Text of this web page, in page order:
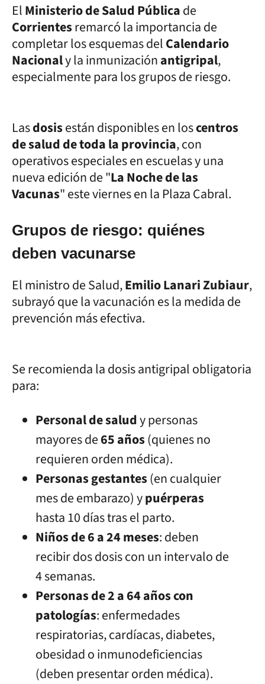
ElMinisterio de Salud Públicade
Corrientesremarcó la importancia de
completar los esquemas delCalendario
Nacionaly la inmunizaciónantigripal,
especialmente para los grupos de riesgo.
Lasdosisestán disponibles en loscentros
de salud de toda la provincia, con
operativos especiales en escuelas y una
nueva edición de "La Noche de las
Vacunas" este viernes en la Plaza Cabral.
Grupos de riesgo: quiénes
deben vacunarse
El ministro de Salud,Emilio Lanari Zubiaur,
subrayó que la vacunación es la medida de
prevención más efectiva.
Se recomienda la dosis antigripal obligatoria
para:
Personal de saludy personas
mayores de65 años(quienes no
requieren orden médica).
Personas gestantes(en cualquier
mes de embarazo) ypuérperas
hasta 10 días tras el parto.
Niños de 6 a 24 meses: deben
recibir dos dosis con un intervalo de
4 semanas.
Personas de 2 a 64 años con
patologías: enfermedades
respiratorias, cardíacas, diabetes,
obesidad o inmunodeficiencias
(deben presentar orden médica).